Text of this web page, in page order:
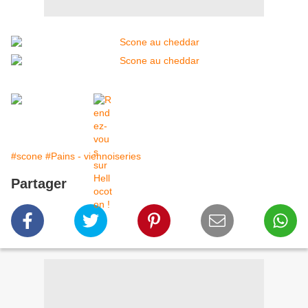
#scone #Pains - viennoiseries
Partager